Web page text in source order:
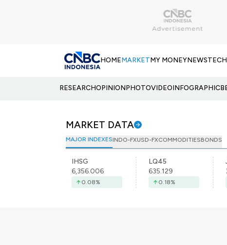
HOMEMARKETMY MONEYNEWSTECH
RESEARCHOPINIONPHOTOVIDEOINFOGRAPHIC
MARKET DATA
MAJOR INDEXESINDO-FXUSD-FXCOMMODITIESBONDS
IHSG
6,356.006
0.08%
LQ45
635.129
0.18%